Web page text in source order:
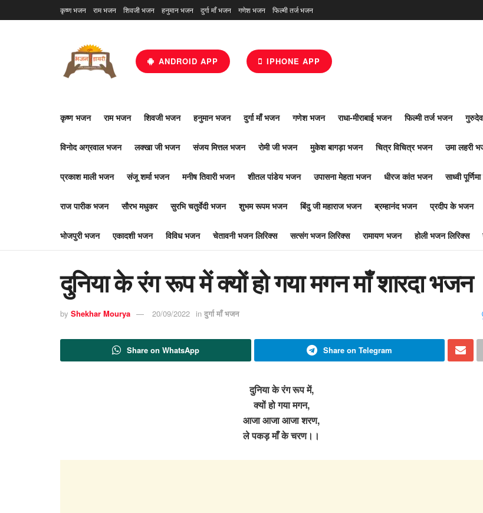
कृष्ण भजन राम भजन शिवजी भजन हनुमान भजन दुर्गा माँ भजन गणेश भजन फिल्मी तर्ज भजन
ANDROID APP IPHONE APP
कृष्ण भजन राम भजन शिवजी भजन हनुमान भजन दुर्गा माँ भजन गणेश भजन राधा-मीराबाई भजन फिल्मी तर्ज भजन
विनोद अग्रवाल भजन लक्खा जी भजन संजय मित्तल भजन रोमी जी भजन मुकेश बागड़ा भजन चित्र विचित्र भजन उमा लहरी
प्रकाश माली भजन संजू शर्मा भजन मनीष तिवारी भजन शीतल पांडेय भजन उपासना मेहता भजन धीरज कांत भजन साध्वी पूर्णिमा
राज पारीक भजन सौरभ मधुकर सुरभि चतुर्वेदी भजन शुभम रूपम भजन बिंदु जी महाराज भजन ब्रम्हानंद भजन प्रदीप के भजन
भोजपुरी भजन एकादशी भजन विविध भजन चेतावनी भजन लिरिक्स सत्संग भजन लिरिक्स रामायण भजन होली भजन लिरिक्स
दुनिया के रंग रूप में क्यों हो गया मगन माँ शारदा भजन
by Shekhar Mourya 20/09/2022 in दुर्गा माँ भजन
Share on WhatsApp Share on Telegram
दुनिया के रंग रूप में,
क्यों हो गया मगन,
आजा आजा आजा शरण,
ले पकड़ माँ के चरण।।